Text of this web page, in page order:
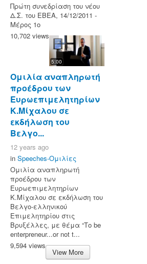
Πρώτη συνεδρίαση του νέου
Δ.Σ. του ΕΒΕΑ, 14/12/2011 -
Μέρος 1ο
10,702 views
5:00
Ομιλία αναπληρωτή
προέδρου των
Ευρωεπιμελητηρίων
Κ.Μίχαλου σε
εκδήλωση του
Βελγο...
12 years ago
in Speeches-Ομιλίες
Ομιλία αναπληρωτή
προέδρου των
Ευρωεπιμελητηρίων
Κ.Μίχαλου σε εκδήλωση του
Βελγο-ελληνικού
Επιμελητηρίου στις
Βρυξέλλες, με θέμα “Τo be
enterpreneur...or not t...
9,594 views
View More